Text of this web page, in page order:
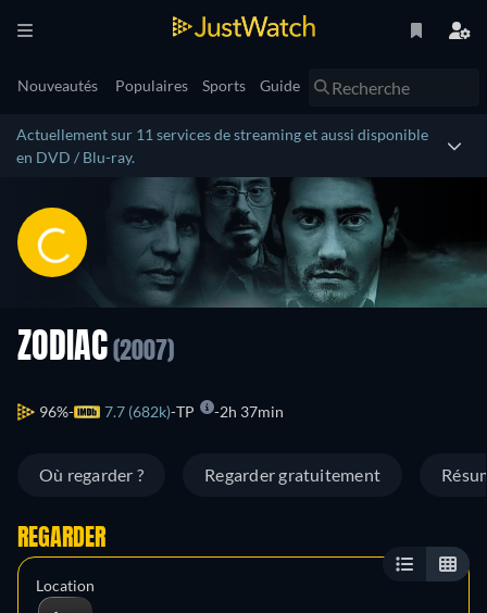
Nouveautés Populaires Sports Guide
Actuellement sur 11 services de streaming et aussi disponible
en DVD / Blu-ray.
ZODIAC (2007)
96% 7.7 (682k) TP 2h 37min
Où regarder ? Regarder gratuitement
REGARDER
Location